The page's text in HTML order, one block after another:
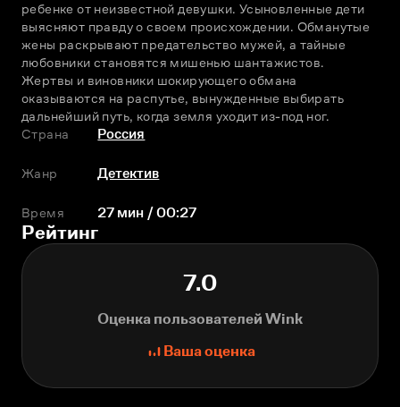
ребенке от неизвестной девушки. Усыновленные дети
выясняют правду о своем происхождении. Обманутые
жены раскрывают предательство мужей, а тайные
любовники становятся мишенью шантажистов.
Жертвы и виновники шокирующего обмана
оказываются на распутье, вынужденные выбирать
дальнейший путь, когда земля уходит из-под ног.
Страна
Россия
Жанр Детектив
Время 27 мин / 00:27
Рейтинг
7.0
Оценка пользователей Wink
Ваша оценка